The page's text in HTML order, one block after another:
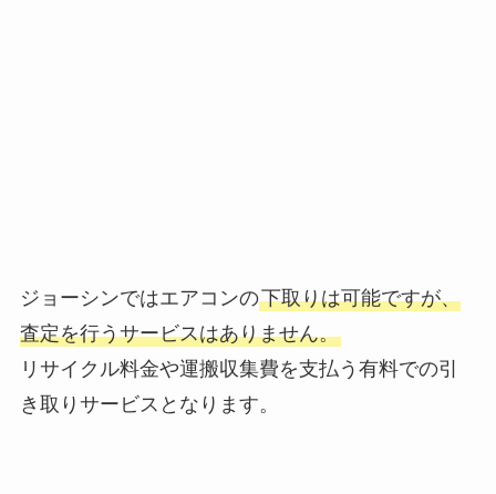
ジョーシンではエアコンの下取りは可能ですが、
査定を行うサービスはありません。
リサイクル料金や運搬収集費を支払う有料での引
き取りサービスとなります。